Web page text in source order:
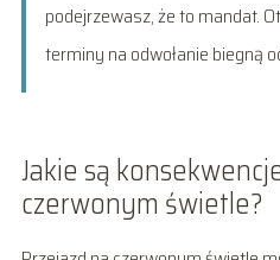
podejrzewasz, że to mandat.
terminy na odwołanie biegną
Jakie są
czerwonym świetle?